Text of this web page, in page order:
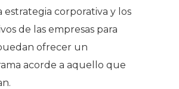
estrategia corporativa y los
de las empresas para
ofrecer un
acorde a aquello que